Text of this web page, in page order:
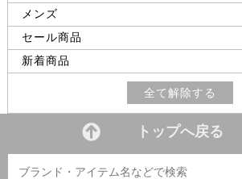
メンズ
セール商品
新着商品
全て解除する
トップへ戻る